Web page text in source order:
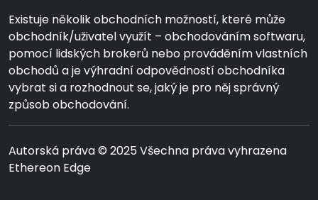
Existuje několik obchodních možností, které může
obchodník/uživatel využít – obchodováním softwaru,
pomocí lidských brokerů nebo prováděním vlastních
obchodů a je výhradní odpovědností obchodníka
vybrat si a rozhodnout se, jaký je pro něj správný
způsob obchodování.
Autorská práva © 2025 Všechna práva vyhrazena
Ethereon Edge